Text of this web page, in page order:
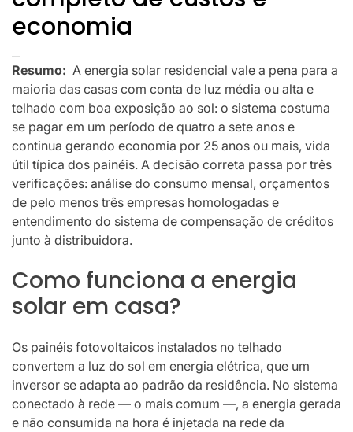
economia
Resumo: A energia solar residencial vale a pena para a
maioria das casas com conta de luz média ou alta e
telhado com boa exposição ao sol: o sistema costuma
se pagar em um período de quatro a sete anos e
continua gerando economia por 25 anos ou mais, vida
útil típica dos painéis. A decisão correta passa por três
verificações: análise do consumo mensal, orçamentos
de pelo menos três empresas homologadas e
entendimento do sistema de compensação de créditos
junto à distribuidora.
Como funciona a energia
solar em casa?
Os painéis fotovoltaicos instalados no telhado
convertem a luz do sol em energia elétrica, que um
inversor se adapta ao padrão da residência. No sistema
conectado à rede — o mais comum —, a energia gerada
e não consumida na hora é injetada na rede da